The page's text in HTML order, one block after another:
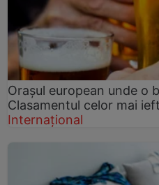
Orașul european unde o
Clasamentul celor mai
Internațional